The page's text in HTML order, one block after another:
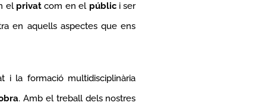
el privatcom en el públici ser
en aquells aspectes que ens
i la formació multidisciplinària
. Amb el treball dels nostres